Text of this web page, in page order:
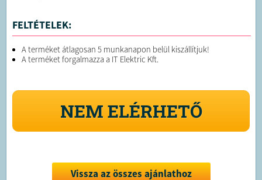
FELTÉTELEK:
A terméket átlagosan 5 munkanapon belül kiszállítjuk!
A terméket forgalmazza a IT Elektric Kft.
NEM ELÉRHETŐ
Vissza az összes ajánlathoz